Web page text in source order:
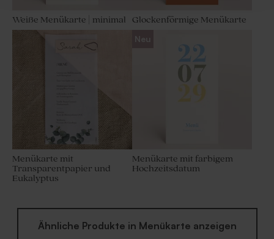
DIY-Glas mit gelbem
Transparente Flasche für
Duftstäbchen 'Zauberhaft' |
mit braunem Deckel
Weiße Menükarte | minimal Glockenförmige Menükarte
Menükarte mit
Transparentpapier und
Eukalyptus
Neu
Menükarte mit farbigem
Hochzeitsdatum
Ähnliche Produkte in Menükarte anzeigen